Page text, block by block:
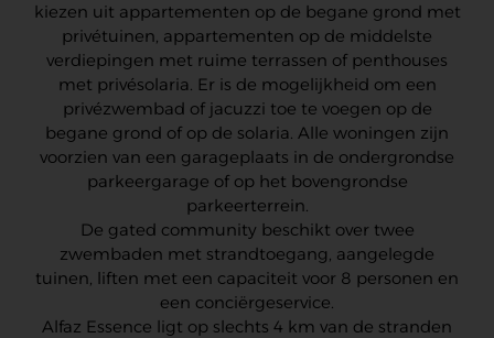
kiezen uit appartementen op de begane grond met
privétuinen, appartementen op de middelste
verdiepingen met ruime terrassen of penthouses
met privésolaria. Er is de mogelijkheid om een
privézwembad of jacuzzi toe te voegen op de
begane grond of op de solaria. Alle woningen zijn
voorzien van een garageplaats in de ondergrondse
parkeergarage of op het bovengrondse
parkeerterrein.
De gated community beschikt over twee
zwembaden met strandtoegang, aangelegde
tuinen, liften met een capaciteit voor 8 personen en
een conciërgeservice.
Alfaz Essence ligt op slechts 4 km van de stranden